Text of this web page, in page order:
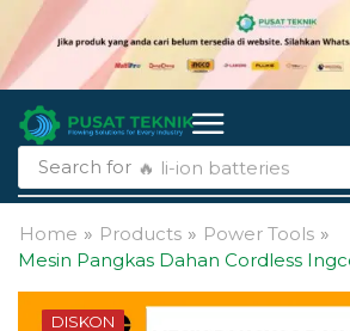
Search for 🔥 li-ion batteries
Home » Products » Power Tools »
Mesin Pangkas Dahan Cordless
DISKON